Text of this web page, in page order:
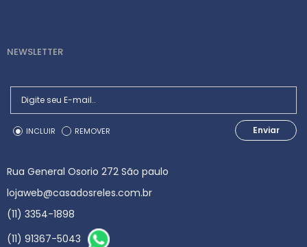
NEWSLETTER
INCLUIR REMOVER Enviar
Rua General Osorio 272 São paulo
lojaweb@casadosreles.com.br
(11) 3354-1898
(11) 91367-5043